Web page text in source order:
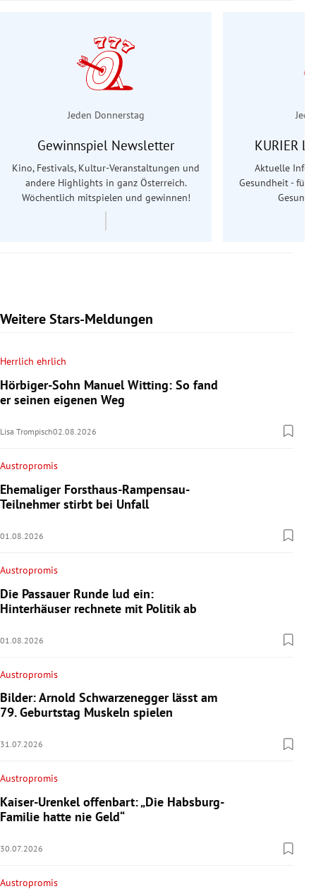
Jeden Donnerstag
Gewinnspiel Newsletter
Kino, Festivals, Kultur-Veranstaltungen und
andere Highlights in ganz Österreich.
Wöchentlich mitspielen und gewinnen!
KURIER
Aktuelle
Gesundheit - für
Weitere Stars-Meldungen
Herrlich ehrlich
Hörbiger-Sohn Manuel Witting: So fand
er seinen eigenen Weg
Lisa Trompisch02.08.2026
Austropromis
Ehemaliger Forsthaus-Rampensau-
Teilnehmer stirbt bei Unfall
01.08.2026
Austropromis
Die Passauer Runde lud ein:
Hinterhäuser rechnete mit Politik ab
01.08.2026
Austropromis
Bilder: Arnold Schwarzenegger lässt am
79. Geburtstag Muskeln spielen
31.07.2026
Austropromis
Kaiser-Urenkel offenbart: „Die Habsburg-
Familie hatte nie Geld“
30.07.2026
Austropromis